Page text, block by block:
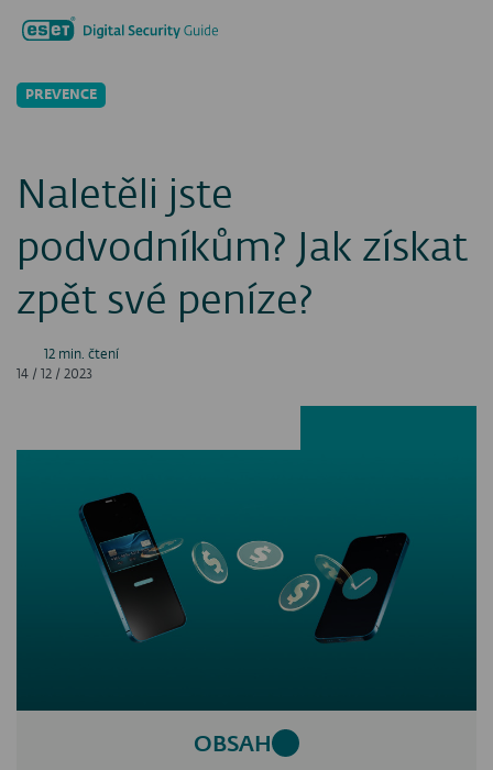
PREVENCE
Naletěli jste
podvodníkům? Jak získat
zpět své peníze?
12 min. čtení
14 / 12 / 2023
OBSAH